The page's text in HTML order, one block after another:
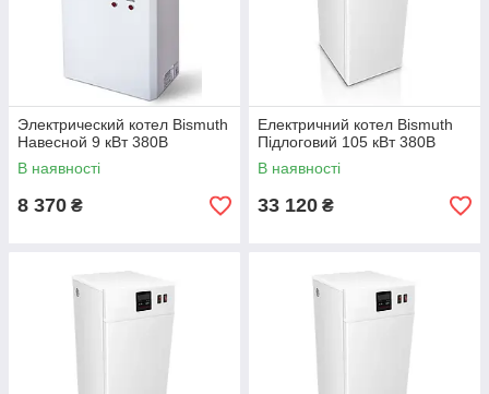
Электрический котел Bismuth
Навесной 9 кВт 380В
В наявності
8 370 ₴
Електричний котел Bismuth
Підлоговий 105 кВт 380В
В наявності
33 120 ₴